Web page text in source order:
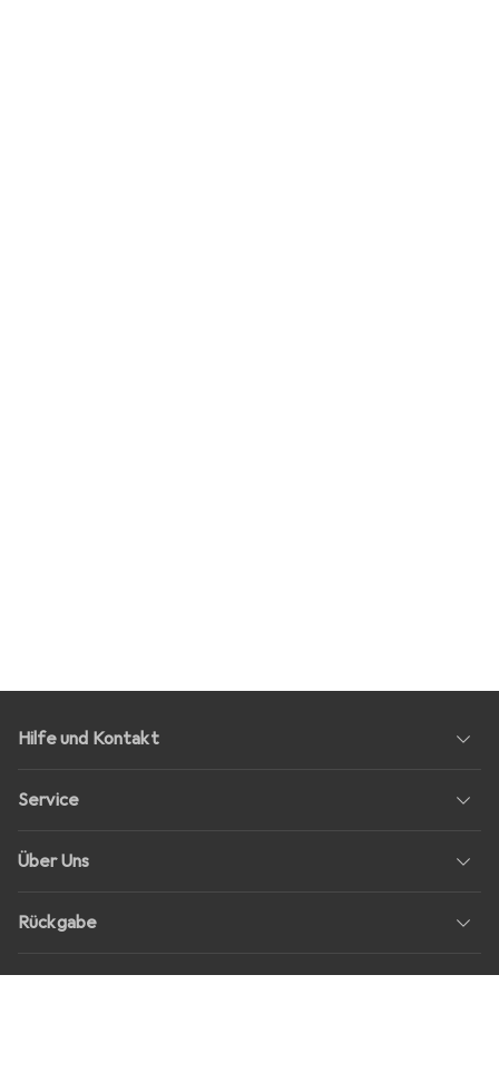
Hilfe und Kontakt
Service
Über Uns
Rückgabe